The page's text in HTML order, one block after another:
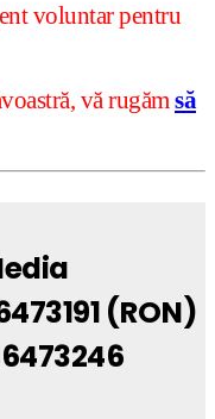
voluntar pentru
vă rugămsă
(RON)